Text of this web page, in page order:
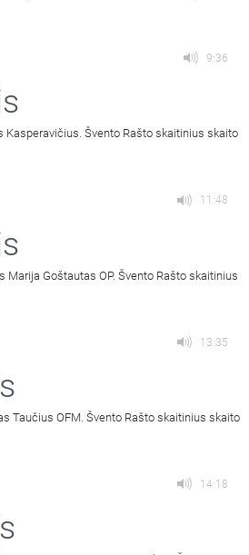
9:36
Kasperavičius. Švento Rašto skaitinius skaito
11:48
Marija Goštautas OP. Švento Rašto skaitinius
13:35
Taučius OFM. Švento Rašto skaitinius skaito
14:18